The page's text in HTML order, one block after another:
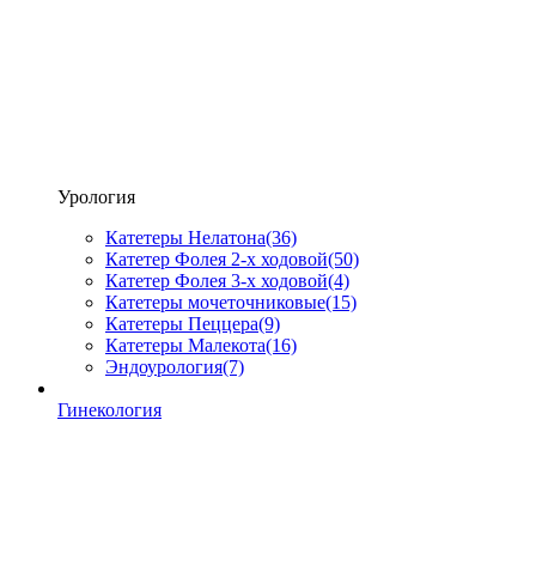
Урология
Катетеры Нелатона(36)
Катетер Фолея 2-х ходовой(50)
Катетер Фолея 3-х ходовой(4)
Катетеры мочеточниковые(15)
Катетеры Пеццера(9)
Катетеры Малекота(16)
Эндоурология(7)
Гинекология